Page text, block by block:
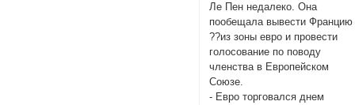
Ле Пен недалеко. Она
пообещала вывести Францию
??из зоны евро и провести
голосование по поводу
членства в Европейском
Союзе.
- Евро торговался днем